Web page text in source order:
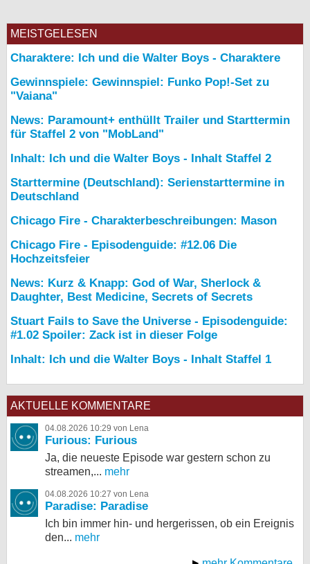
MEISTGELESEN
Charaktere: Ich und die Walter Boys - Charaktere
Gewinnspiele: Gewinnspiel: Funko Pop!-Set zu
"Vaiana"
News: Paramount+ enthüllt Trailer und Starttermin
für Staffel 2 von "MobLand"
Inhalt: Ich und die Walter Boys - Inhalt Staffel 2
Starttermine (Deutschland): Serienstarttermine in
Deutschland
Chicago Fire - Charakterbeschreibungen: Mason
Chicago Fire - Episodenguide: #12.06 Die
Hochzeitsfeier
News: Kurz & Knapp: God of War, Sherlock &
Daughter, Best Medicine, Secrets of Secrets
Stuart Fails to Save the Universe - Episodenguide:
#1.02 Spoiler: Zack ist in dieser Folge
Inhalt: Ich und die Walter Boys - Inhalt Staffel 1
AKTUELLE KOMMENTARE
04.08.2026 10:29 von Lena
Furious: Furious
Ja, die neueste Episode war gestern schon zu
streamen,... mehr
04.08.2026 10:27 von Lena
Paradise: Paradise
Ich bin immer hin- und hergerissen, ob ein Ereignis
den... mehr